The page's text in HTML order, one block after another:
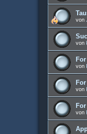
von
von
von
von
von